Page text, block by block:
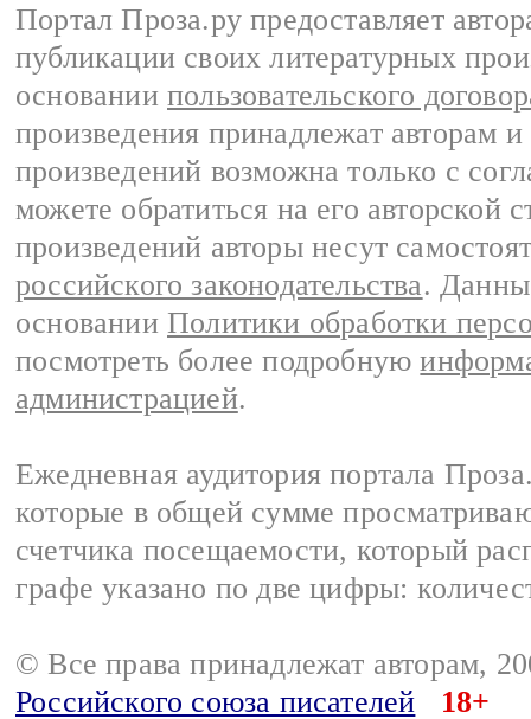
Портал Проза.ру предоставляет
публикации своих литературных
основании пользовательского
произведения принадлежат авторам
произведений возможна только с
можете обратиться на его авторской
произведений авторы несут
российского законодательства.
основании Политики обработки
посмотреть более подробную
администрацией.
Ежедневная аудитория портала
которые в общей сумме
счетчика посещаемости, который
графе указано по две цифры:
© Все права принадлежат авторам,
Российского союза писателей
18+